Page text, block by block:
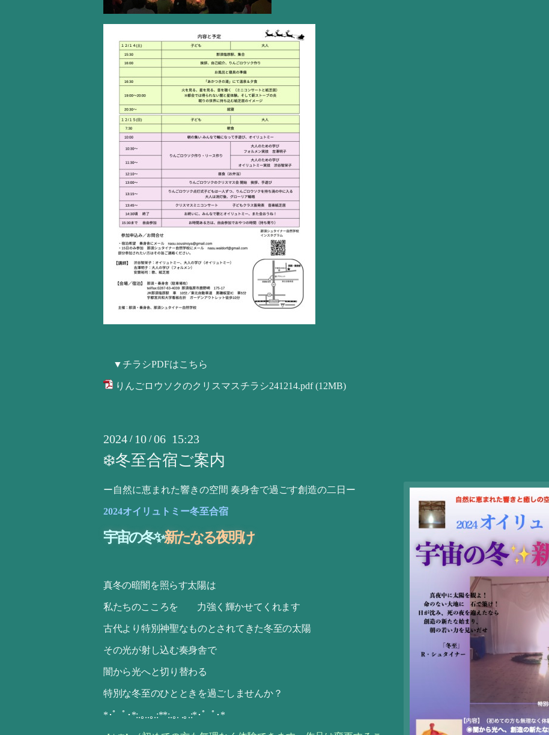
▼チラシPDFはこちら
りんごロウソクのクリスマスチラシ241214.pdf (12MB)
2024 / 10 /06 15:23
❄️冬至合宿ご案内
ー自然に恵まれた響きの空間 奏身舎で過ごす創造の二日ー
2024オイリュトミー冬至合宿
宇宙の冬✨新たなる夜明け
真冬の暗闇を照らす太陽は
私たちのこころを 力強く輝かせてくれます
古代より特別神聖なものと されてきた冬至の太陽
その光が射し込む奏身舎で
闇から光へと切り替わる
特別な冬至のひとときを過ごしませんか？
*･゜ﾟ･*:.｡..｡.:**:.｡. .｡.:*･゜ﾟ･*